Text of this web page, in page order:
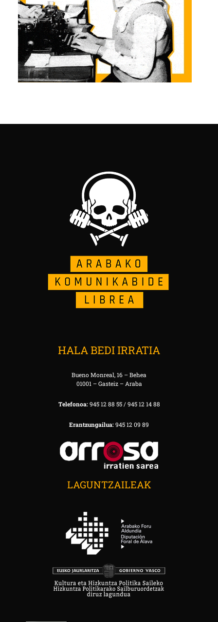
HALA BEDI IRRATIA
Bueno Monreal, 16 – Behea
01001 – Gasteiz – Araba
Telefonoa:945 12 88 55 / 945 12 14 88
Erantzungailua:945 12 09 89
LAGUNTZAILEAK